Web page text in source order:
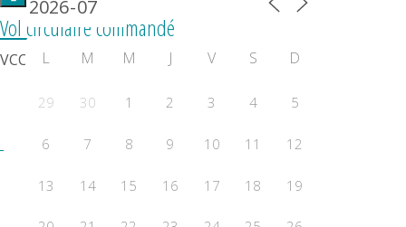
Vol circulaire commandé
VCC - Vol circulaire commandé
L M M J V S D
29 30 1 2 3 4 5
6 7 8 9 10 11 12
13 14 15 16 17 18 19